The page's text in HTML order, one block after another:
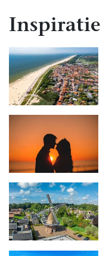
Inspiratie